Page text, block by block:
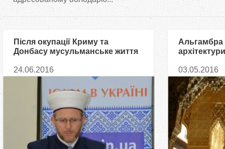
Після окупації Криму та
Донбасу мусульманське життя
шейх Саід Ісмагілов
24.06.2016
Альгамбра
03.05.2016